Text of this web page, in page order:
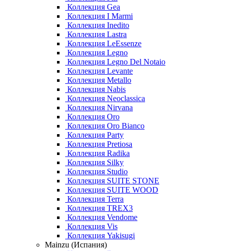
Коллекция Gea
Коллекция I Marmi
Коллекция Inedito
Коллекция Lastra
Коллекция LeEssenze
Коллекция Legno
Коллекция Legno Del Notaio
Коллекция Levante
Коллекция Metallo
Коллекция Nabis
Коллекция Neoclassica
Коллекция Nirvana
Коллекция Oro
Коллекция Oro Bianco
Коллекция Party
Коллекция Pretiosa
Коллекция Radika
Коллекция Silky
Коллекция Studio
Коллекция SUITE STONE
Коллекция SUITE WOOD
Коллекция Terra
Коллекция TREX3
Коллекция Vendome
Коллекция Vis
Коллекция Yakisugi
Mainzu (Испания)